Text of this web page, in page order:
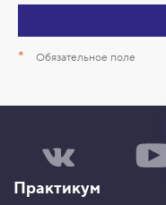
* Обязательное поле
а
а
Н
а
Практикум